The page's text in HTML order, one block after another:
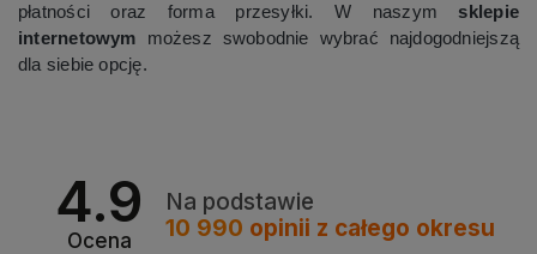
płatności oraz forma przesyłki. W naszym sklepie
internetowym możesz swobodnie wybrać najdogodniejszą
dla siebie opcję.
4.9
Ocena
Na podstawie
10 990 opinii z całego okresu